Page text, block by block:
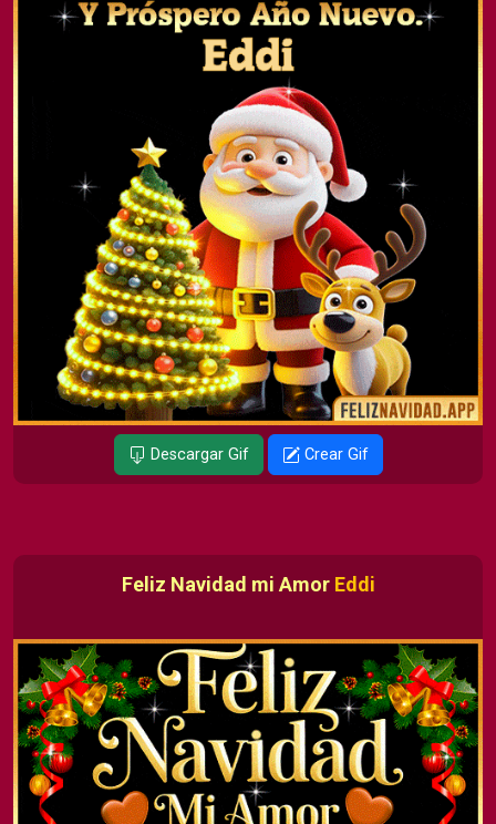
Descargar Gif Crear Gif
Feliz Navidad mi Amor Eddi